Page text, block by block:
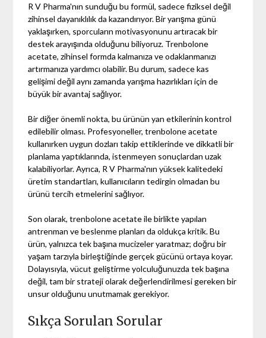
R V Pharma'nın sunduğu bu formül, sadece fiziksel değil
zihinsel dayanıklılık da kazandırıyor. Bir yarışma günü
yaklaşırken, sporcuların motivasyonunu artıracak bir
destek arayışında olduğunu biliyoruz. Trenbolone
acetate, zihinsel formda kalmanıza ve odaklanmanızı
artırmanıza yardımcı olabilir. Bu durum, sadece kas
gelişimi değil aynı zamanda yarışma hazırlıkları için de
büyük bir avantaj sağlıyor.
Bir diğer önemli nokta, bu ürünün yan etkilerinin kontrol
edilebilir olması. Profesyoneller, trenbolone acetate
kullanırken uygun dozları takip ettiklerinde ve dikkatli bir
planlama yaptıklarında, istenmeyen sonuçlardan uzak
kalabiliyorlar. Ayrıca, R V Pharma'nın yüksek kalitedeki
üretim standartları, kullanıcıların tedirgin olmadan bu
ürünü tercih etmelerini sağlıyor.
Son olarak, trenbolone acetate ile birlikte yapılan
antrenman ve beslenme planları da oldukça kritik. Bu
ürün, yalnızca tek başına mucizeler yaratmaz; doğru bir
yaşam tarzıyla birleştiğinde gerçek gücünü ortaya koyar.
Dolayısıyla, vücut geliştirme yolculuğunuzda tek başına
değil, tam bir strateji olarak değerlendirilmesi gereken bir
unsur olduğunu unutmamak gerekiyor.
Sıkça Sorulan Sorular